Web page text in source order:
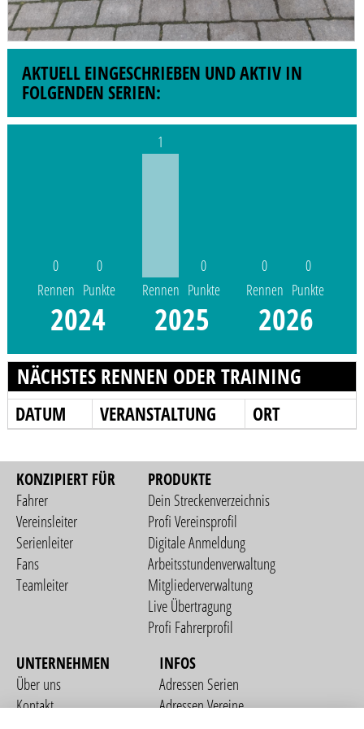
AKTUELL EINGESCHRIEBEN UND AKTIV IN
FOLGENDEN SERIEN:
0
Rennen
0
Punkte
2024
1
Rennen
0
Punkte
2025
0
Rennen
0
Punkte
2026
NÄCHSTES RENNEN ODER TRAINING
DATUM VERANSTALTUNG ORT
KONZIPIERT FÜR
Fahrer
Vereinsleiter
Serienleiter
Fans
Teamleiter
PRODUKTE
Dein Streckenverzeichnis
Profi Vereinsprofil
Digitale Anmeldung
Arbeitsstundenverwaltung
Mitgliederverwaltung
Live Übertragung
Profi Fahrerprofil
UNTERNEHMEN
Über uns
Kontakt
INFOS
Adressen Serien
Adressen Vereine